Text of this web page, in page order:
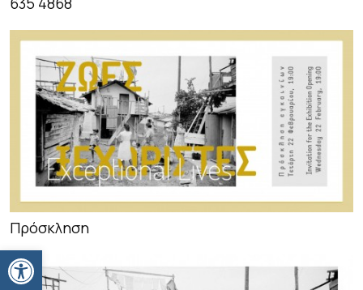
Ανοίξτε τη γραμμή εργαλείων
Πρόσκληση